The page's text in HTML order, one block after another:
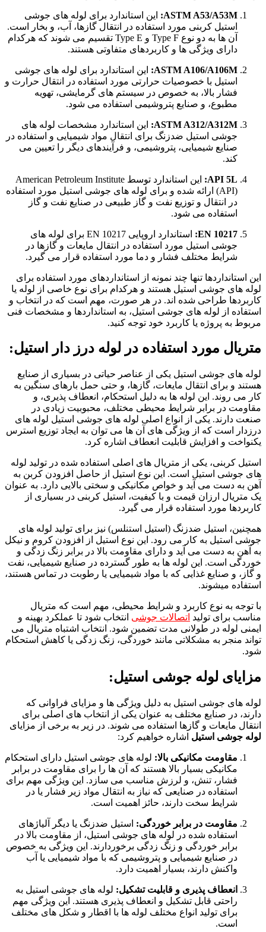
ASTM A53/A53M:
این استاندارد برای لوله های جوشی
استیل کربنی مورد استفاده در انتقال گازها، آب، و بخار است.
آن ها به دو نوع Type F و Type E تقسیم می شوند که هرکدام
دارای ویژگی ها و کاربردهای متفاوتی هستند.
ASTM A106/A106M:
این استاندارد برای لوله های جوشی
استیل با خصوصیات حرارتی مورد استفاده در انتقال حرارت و
فشار بالا، به خصوص در سیستم های گرمایشی، تهویه
مطبوع، و صنایع پتروشیمی استفاده می شود.
ASTM A312/A312M:
این استاندارد مشخصات لوله های
جوشی استیل ضدزنگ برای انتقال مواد شیمیایی و استفاده در
صنایع شیمیایی، پتروشیمی، و فرآیندهای دیگر را تعیین می
کند.
API 5L:
این استاندارد توسط American Petroleum Institute
(API) ارائه شده و برای لوله های جوشی استیل مورد استفاده
در انتقال و توزیع نفت و گاز طبیعی در صنایع نفت و گاز
استفاده می شود.
EN 10217:
استاندارد اروپایی EN 10217 برای لوله های
جوشی استیل مورد استفاده در انتقال مایعات و گازها در
شرایط مختلف فشار و دما مورد استفاده قرار می گیرد.
این استانداردها تنها چند نمونه از استانداردهای مورد استفاده برای
لوله های جوشی استیل هستند و هرکدام برای نوع خاصی از لوله یا
کاربردها طراحی شده اند. در هر صورت، مهم است که در انتخاب و
استفاده از لوله های جوشی استیل، به استانداردها و مشخصات فنی
مربوط به پروژه یا کاربرد خود توجه کنید.
متریال مورد استفاده در لوله درز دار استیل:
لوله های جوشی استیل یکی از عناصر حیاتی در بسیاری از صنایع
هستند و برای انتقال مایعات، گازها، و حتی حمل بارهای سنگین به
کار می روند. این لوله ها به دلیل استحکام، انعطاف پذیری، و
مقاومت در برابر شرایط محیطی مختلف، محبوبیت زیادی در
صنعت دارند. یکی از انواع اصلی لوله های جوشی استیل لوله های
درزدار است که از ویژگی های آن ها می توان به ایجاد توزیع استرس
یکنواخت و افزایش قابلیت انعطاف اشاره کرد.
استیل کربنی، یکی از متریال های اصلی استفاده شده در تولید لوله
های جوشی استیل است. این نوع استیل از حاصل افزودن کربن به
آهن به دست می آید و خواص مکانیکی و سختی بالایی دارد. به عنوان
یک متریال ارزان قیمت و با کیفیت، استیل کربنی در بسیاری از
کاربردها مورد استفاده قرار می گیرد.
همچنین، استیل ضدزنگ (استیل استنلس) نیز برای تولید لوله های
جوشی استیل به کار می رود. این نوع استیل از افزودن کروم و نیکل
به آهن به دست می آید و دارای مقاومت بالا در برابر زنگ زدگی و
خوردگی است. این لوله ها به طور گسترده در صنایع شیمیایی، نفت
و گاز، و صنایع غذایی که با مواد شیمیایی یا رطوبت در تماس هستند،
استفاده میشوند.
با توجه به نوع کاربرد و شرایط محیطی، مهم است که متریال
مناسب برای تولید اتصالات جوشی انتخاب شود تا عملکرد بهینه و
ایمنی لوله در طولانی مدت تضمین شود. انتخاب اشتباه متریال می
تواند منجر به مشکلاتی مانند خوردگی، زنگ زدگی یا کاهش استحکام
شود.
مزایای لوله جوشی استیل:
لوله های جوشی استیل به دلیل ویژگی ها و مزایای فراوانی که
دارند، در صنایع مختلف به عنوان یکی از انتخاب های اصلی برای
انتقال مایعات و گازها استفاده می شوند. در زیر به برخی از مزایای
لوله جوشی استیل اشاره خواهیم کرد:
مقاومت مکانیکی بالا: لوله های جوشی استیل دارای استحکام
مکانیکی بسیار بالا هستند که آن ها را برای مقاومت در برابر
فشار، تنش، و لرزش مناسب می سازد. این ویژگی مهم برای
استفاده در صنایعی که نیاز به انتقال مواد زیر فشار یا در
شرایط سخت دارند، حائز اهمیت است.
مقاومت در برابر خوردگی: استیل ضدزنگ یا دیگر آلیاژهای
استفاده شده در لوله های جوشی استیل، از مقاومت بالا در
برابر خوردگی و زنگ زدگی برخوردارند. این ویژگی به خصوص
در صنایع شیمیایی و پتروشیمی که با مواد شیمیایی یا آب
واکنش دارند، بسیار اهمیت دارد.
انعطاف پذیری و قابلیت تشکیل: لوله های جوشی استیل به
راحتی قابل تشکیل و انعطاف پذیری هستند. این ویژگی مهم
برای تولید انواع مختلف لوله ها با اقطار و شکل های مختلف
است.